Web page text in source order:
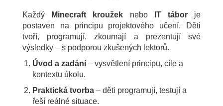
Každý Minecraft kroužek nebo IT táborje
postaven na principu projektového učení. Děti
tvoří, programují, zkoumají a prezentují své
výsledky – s podporou zkušených lektorů.
Úvod a zadání – vysvětlení principu, cíle a
kontextu úkolu.
Praktická tvorba – děti programují, testují a
řeší reálné situace.